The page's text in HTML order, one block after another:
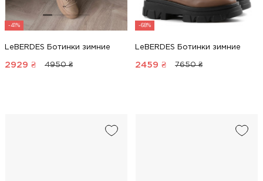
-41%
LeBERDES Ботинки зимние
2929 ₴ 4950 ₴
-68%
LeBERDES Ботинки зимние
2459 ₴ 7650 ₴